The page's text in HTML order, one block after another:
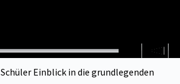
Einblick in die grundlegenden